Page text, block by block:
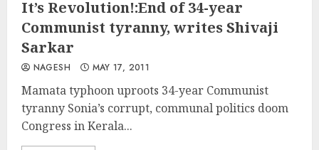
It’s Revolution!:End of 34-year
Communist tyranny, writes Shivaji
Sarkar
NAGESH MAY 17, 2011
Mamata typhoon uproots 34-year Communist
tyranny Sonia’s corrupt, communal politics doom
Congress in Kerala...